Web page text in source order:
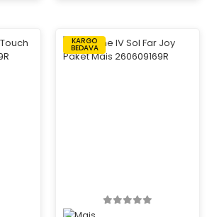
KARGO
BEDAVA